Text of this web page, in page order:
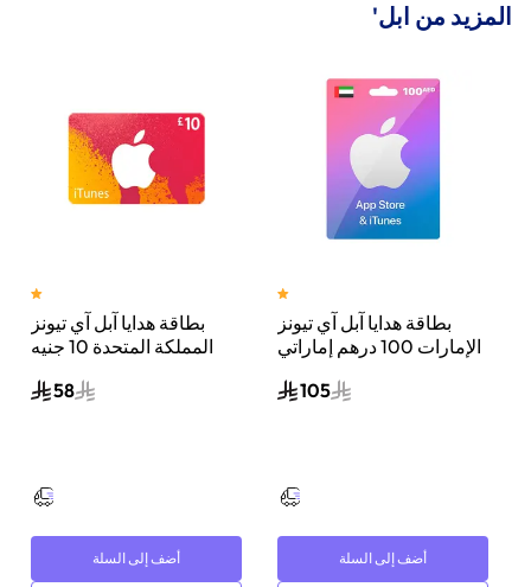
المزيد من ابل'
بطاقة هدايا آبل آي تيونز
المملكة المتحدة 10 جنيه
الرقمي بالبريد الإلكتروني
58
أضف إلى السلة
بطاقة هدايا آبل آي تيونز
الإمارات 100 درهم إماراتي
الإلكتروني أزرق/وردي
105
أضف إلى السلة